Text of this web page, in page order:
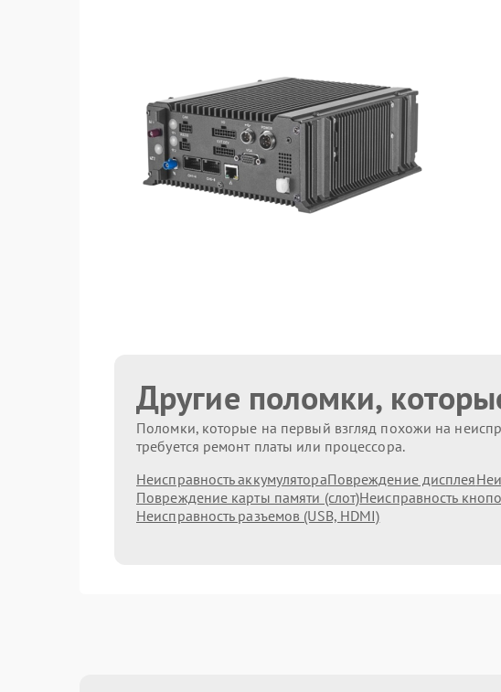
Другие поломки,
Поломки, которые на первый взгляд похожи на
требуется ремонт платы или процессора.
Неисправность аккумулятораПовреждение дисплея
Повреждение карты памяти (слот)Неисправность
Неисправность разъемов (USB, HDMI)